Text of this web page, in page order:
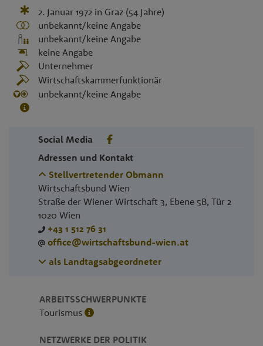
2. Januar 1972in Graz (54 Jahre)
unbekannt/keine Angabe
unbekannt/keine Angabe
keine Angabe
Unternehmer
Wirtschaftskammerfunktionär
unbekannt/keine Angabe
Social Media
Adressen und Kontakt
Stellvertretender Obmann
Wirtschaftsbund Wien
Straße der Wiener Wirtschaft 3, Ebene 5B, Tür 2
1020 Wien
+43 1 512 76 31
office@wirtschaftsbund-wien.at
als Landtagsabgeordneter
ARBEITSSCHWERPUNKTE
Tourismus
NETZWERKE DER POLITIK